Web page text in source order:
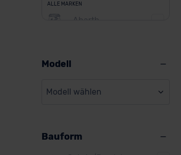
ALLE MARKEN
Abarth
BMW
Citroen
Modell
Modell wählen
Bauform